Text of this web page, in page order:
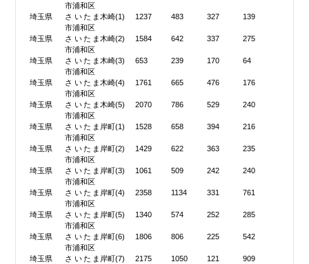
市浦和区
埼玉県
さいたま
市浦和区
木崎(1) 1237 483 327 139
埼玉県
さいたま
市浦和区
木崎(2) 1584 642 337 275
埼玉県
さいたま
市浦和区
木崎(3) 653 239 170 64
埼玉県
さいたま
市浦和区
木崎(4) 1761 665 476 176
埼玉県
さいたま
市浦和区
木崎(5) 2070 786 529 240
埼玉県
さいたま
市浦和区
岸町(1) 1528 658 394 216
埼玉県
さいたま
市浦和区
岸町(2) 1429 622 363 235
埼玉県
さいたま
市浦和区
岸町(3) 1061 509 242 240
埼玉県
さいたま
市浦和区
岸町(4) 2358 1134 331 761
埼玉県
さいたま
市浦和区
岸町(5) 1340 574 252 285
埼玉県
さいたま
市浦和区
岸町(6) 1806 806 225 542
埼玉県
さいたま 岸町(7) 2175 1050 121 909